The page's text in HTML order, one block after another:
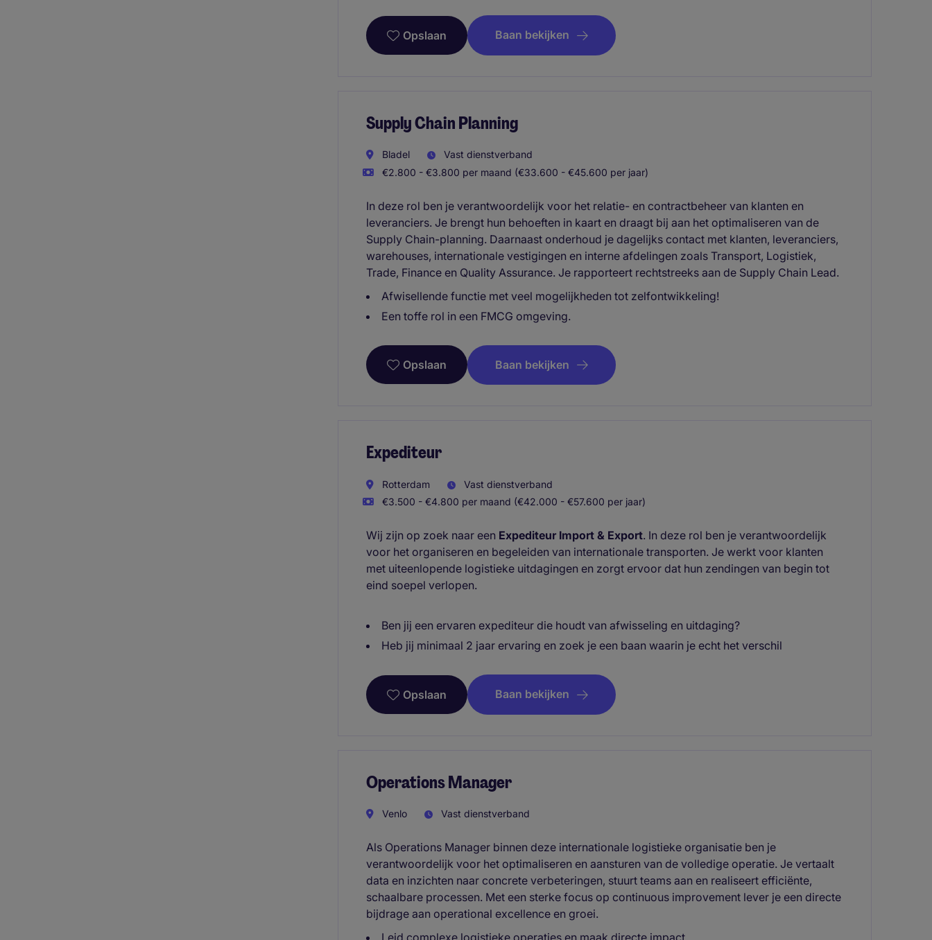
Opslaan Baan bekijken
Supply Chain Planning
Bladel
Vast dienstverband
€2.800 - €3.800 per maand (€33.600 - €45.600 per jaar)
In deze rol ben je verantwoordelijk voor het relatie- en contractbeheer van klanten en
leveranciers. Je brengt hun behoeften in kaart en draagt bij aan het optimaliseren van de
Supply Chain-planning. Daarnaast onderhoud je dagelijks contact met klanten, leveranciers,
warehouses, internationale vestigingen en interne afdelingen zoals Transport, Logistiek,
Trade, Finance en Quality Assurance. Je rapporteert rechtstreeks aan de Supply Chain Lead.
Afwisellende functie met veel mogelijkheden tot zelfontwikkeling!
Een toffe rol in een FMCG omgeving.
Opslaan Baan bekijken
Expediteur
Rotterdam
Vast dienstverband
€3.500 - €4.800 per maand (€42.000 - €57.600 per jaar)
Wij zijn op zoek naar een Expediteur Import & Export. In deze rol ben je verantwoordelijk
voor het organiseren en begeleiden van internationale transporten. Je werkt voor klanten
met uiteenlopende logistieke uitdagingen en zorgt ervoor dat hun zendingen van begin tot
eind soepel verlopen.
Ben jij een ervaren expediteur die houdt van afwisseling en uitdaging?
Heb jij minimaal 2 jaar ervaring en zoek je een baan waarin je echt het verschil
Opslaan Baan bekijken
Operations Manager
Venlo Vast dienstverband
Als Operations Manager binnen deze internationale logistieke organisatie ben je
verantwoordelijk voor het optimaliseren en aansturen van de volledige operatie. Je vertaalt
data en inzichten naar concrete verbeteringen, stuurt teams aan en realiseert efficiënte,
schaalbare processen. Met een sterke focus op continuous improvement lever je een directe
bijdrage aan operational excellence en groei.